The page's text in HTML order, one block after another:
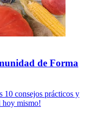
de Forma
10 consejos prácticos y
hoy mismo!